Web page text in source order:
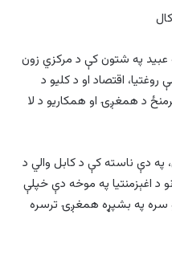
عبید په شتون کې د مرکزي زون
روغتیا، اقتصاد او د کلیو د
ترمنځ د همغږۍ او همکاریو د لا
په دې ناسته کې د کابل والي د
د اغېزمنتیا په موخه دې خپلې
سره په بشپړه همغږۍ ترسره